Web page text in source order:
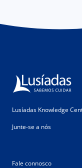
Lusíadas Knowledge
Junte-se a nós
Fale connosco